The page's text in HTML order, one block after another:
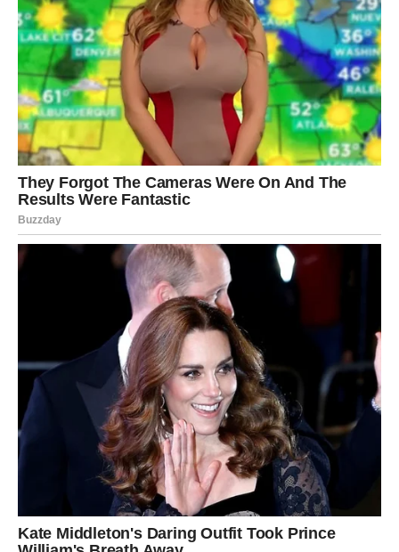
DEVICA
Za Device, zadnji dani januara donose rasterećenje. Kao
da konačno puštaš potrebu da sve držiš pod kontrolom.
Shvataš da si previše analizirao situacije koje su tražile
osećaj, a ne logiku.
U ljubavi, ako si u vezi, kraj januara donosi mirniji ton,
razumevanje i osećaj da ne moraš sve sam. Slobodne
Device mogu upoznati osobu sa kojom se sve odvija
prirodno, bez pritiska.
Na poslu, završavaš obaveze koje su te opterećivale i
ulaziš u februar sa čistijom glavom.
Poruka perioda:Ne moraš sve razumeti da bi bilo u redu.
VAGA
Zadnji dani januara za Vage donose važne odluke.
Shvataš gde si previše popuštao da bi sačuvao mir. Sada
dolazi trenutak da se zapitaš:da li je to bio mir ili samo
izbegavanje konflikta?